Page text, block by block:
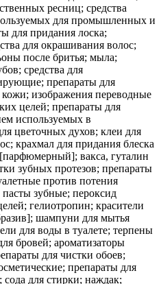
ресниц; средства
для промышленных и
для придания лоска;
для окрашивания волос;
после бритья; мыла;
средства для
препараты для
изображения переводные
целей; препараты для
используемых в
цветочных духов; клеи для
крахмал для придания блеска
вакса, гуталин
зубных протезов; препараты
против потения
зубные; пероксид
гелиотропин; красители
шампуни для мытья
для воды в туалете; терпены
бровей; ароматизаторы
для чистки обоев;
препараты для
для стирки; наждак;